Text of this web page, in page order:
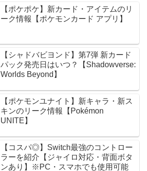
【ポケポケ】新カード・アイテムのリ
ーク情報【ポケモンカード アプリ】
【シャドバビヨンド】第7弾 新カード
パック発売日はいつ？【Shadowverse:
Worlds Beyond】
【ポケモンユナイト】新キャラ・新ス
キンのリーク情報【Pokémon
UNITE】
【コスパ◎】Switch最強のコントロー
ラーを紹介【ジャイロ対応・背面ボタ
ンあり】※PC・スマホでも使用可能